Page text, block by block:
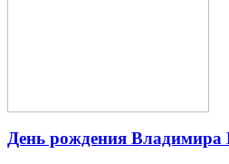
День рождения Владимира